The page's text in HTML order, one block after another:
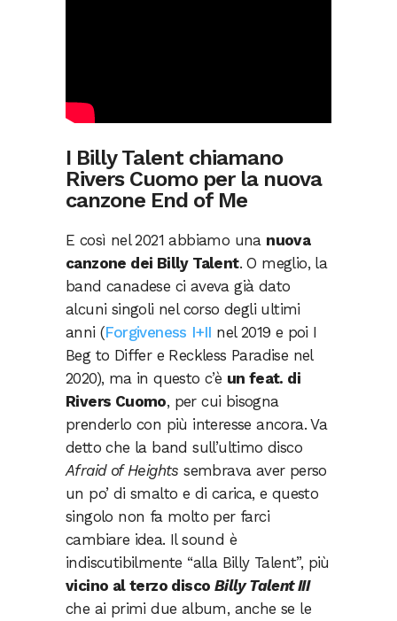
I Billy Talent chiamano
Rivers Cuomo per la nuova
canzone End of Me
E così nel 2021 abbiamo una nuova
canzone dei Billy Talent. O meglio, la
band canadese ci aveva già dato
alcuni singoli nel corso degli ultimi
anni (Forgiveness I+II nel 2019 e poi I
Beg to Differ e Reckless Paradise nel
2020), ma in questo c’è un feat. di
Rivers Cuomo, per cui bisogna
prenderlo con più interesse ancora. Va
detto che la band sull’ultimo disco
Afraid of Heights sembrava aver perso
un po’ di smalto e di carica, e questo
singolo non fa molto per farci
cambiare idea. Il sound è
indiscutibilmente “alla Billy Talent”, più
vicino al terzo disco Billy Talent III
che ai primi due album, anche se le